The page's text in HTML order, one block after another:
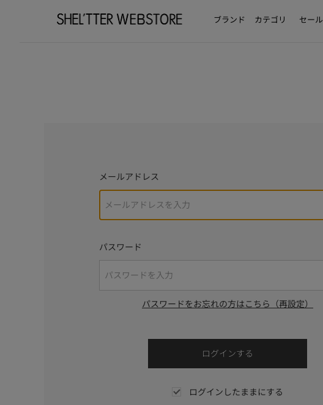
ブランド カテゴリ セール
メールアドレス
パスワード
パスワードをお忘れの方はこちら（再設定）
ログインしたままにする